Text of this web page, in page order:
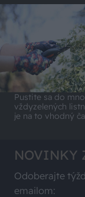
Pustite sa do
vždyzelených
je na to vhodný
NOVINKY
Odoberajte
emailom: